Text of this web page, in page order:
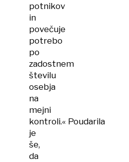
potnikov
in
povečuje
potrebo
po
zadostnem
številu
osebja
na
mejni
kontroli.« Poudarila
je
še,
da